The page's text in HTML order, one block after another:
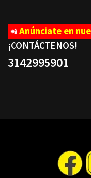
📲 Anúnciate en
¡CONTÁCTENOS!
3142995901